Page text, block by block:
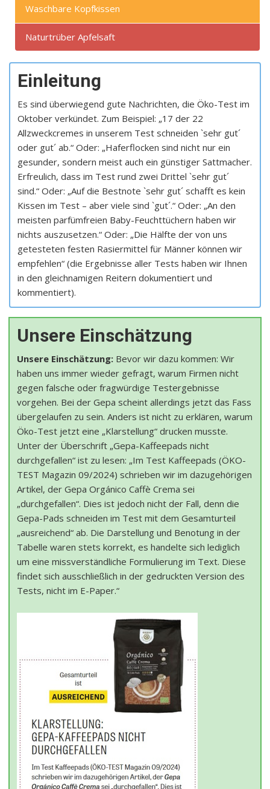
Waschbare Kopfkissen
Naturtrüber Apfelsaft
Einleitung
Es sind überwiegend gute Nachrichten, die Öko-Test im
Oktober verkündet. Zum Beispiel: „17 der 22
Allzweckcremes in unserem Test schneiden `sehr gut´
oder gut´ ab.“ Oder: „Haferflocken sind nicht nur ein
gesunder, sondern meist auch ein günstiger Sattmacher.
Erfreulich, dass im Test rund zwei Drittel `sehr gut´
sind.“ Oder: „Auf die Bestnote `sehr gut´ schafft es kein
Kissen im Test – aber viele sind `gut´.“ Oder: „An den
meisten parfümfreien Baby-Feuchttüchern haben wir
nichts auszusetzen.“ Oder: „Die Hälfte der von uns
getesteten festen Rasiermittel für Männer können wir
empfehlen“ (die Ergebnisse aller Tests haben wir Ihnen
in den gleichnamigen Reitern dokumentiert und
kommentiert).
Unsere Einschätzung
Unsere Einschätzung: Bevor wir dazu kommen: Wir
haben uns immer wieder gefragt, warum Firmen nicht
gegen falsche oder fragwürdige Testergebnisse
vorgehen. Bei der Gepa scheint allerdings jetzt das Fass
übergelaufen zu sein. Anders ist nicht zu erklären, warum
Öko-Test jetzt eine „Klarstellung“ drucken musste.
Unter der Überschrift „Gepa-Kaffeepads nicht
durchgefallen“ ist zu lesen: „Im Test Kaffeepads (ÖKO-
TEST Magazin 09/2024) schrieben wir im dazugehörigen
Artikel, der Gepa Orgánico Caffè Crema sei
„durchgefallen“. Dies ist jedoch nicht der Fall, denn die
Gepa-Pads schneiden im Test mit dem Gesamturteil
„ausreichend“ ab. Die Darstellung und Benotung in der
Tabelle waren stets korrekt, es handelte sich lediglich
um eine missverständliche Formulierung im Text. Diese
findet sich ausschließlich in der gedruckten Version des
Tests, nicht im E-Paper.“